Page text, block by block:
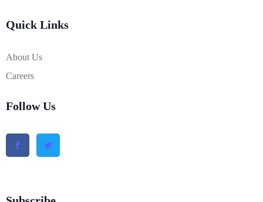
Quick Links
About Us
Careers
Follow Us